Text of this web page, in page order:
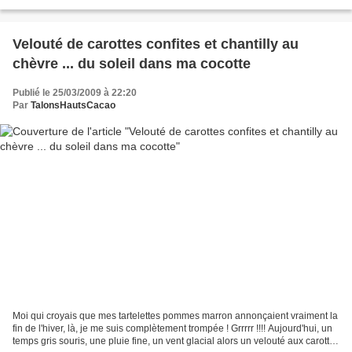
Velouté de carottes confites et chantilly au
chèvre ... du soleil dans ma cocotte
Publié le 25/03/2009 à 22:20
Par TalonsHautsCacao
Moi qui croyais que mes tartelettes pommes marron annonçaient vraiment la
fin de l'hiver, là, je me suis complètement trompée ! Grrrrr !!!! Aujourd'hui, un
temps gris souris, une pluie fine, un vent glacial alors un velouté aux carottes